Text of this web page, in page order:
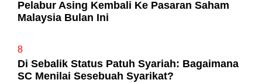
Pelabur Asing Kembali Ke Pasaran Saham
Malaysia Bulan Ini
8
Di Sebalik Status Patuh Syariah: Bagaimana
SC Menilai Sesebuah Syarikat?